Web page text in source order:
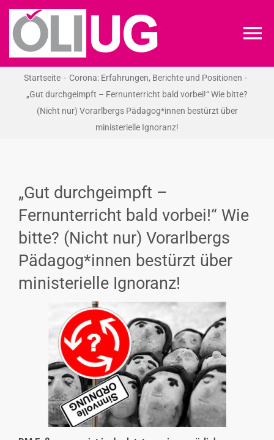
Zum
Inhalt
springen
ÖLI-UG
RECHT
VERANSTALTUNGEN
INTERESSENSVERTRETUNG
Startseite
Corona: Erfahrungen, Berichte und Positionen
„Gut durchgeimpft – Fernunterricht bald vorbei!“ Wie bitte?
(Nicht nur) Vorarlbergs Pädagog*innen bestürzt über
ministerielle Ignoranz!
„Gut durchgeimpft –
Fernunterricht bald vorbei!“ Wie
bitte? (Nicht nur) Vorarlbergs
Pädagog*innen bestürzt über
ministerielle Ignoranz!